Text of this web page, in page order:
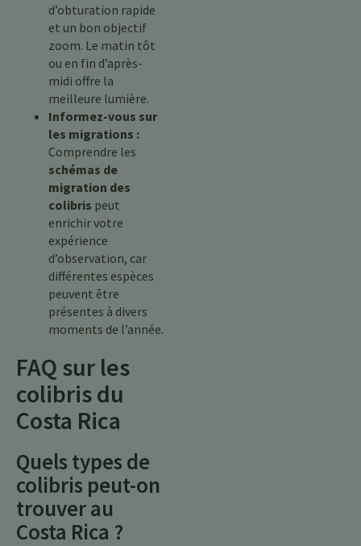
d’obturation rapide
et un bon objectif
zoom. Le matin tôt
ou en fin d’après-
midi offre la
meilleure lumière.
Informez-vous sur
les migrations :
Comprendre les
schémas de
migration des
colibris peut
enrichir votre
expérience
d’observation, car
différentes espèces
peuvent être
présentes à divers
moments de l’année.
FAQ sur les
colibris du
Costa Rica
Quels types de
colibris peut-on
trouver au
Costa Rica ?